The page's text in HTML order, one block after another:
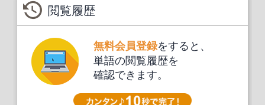
閲覧履歴
無料会員登録をすると、
単語の閲覧履歴を
確認できます。